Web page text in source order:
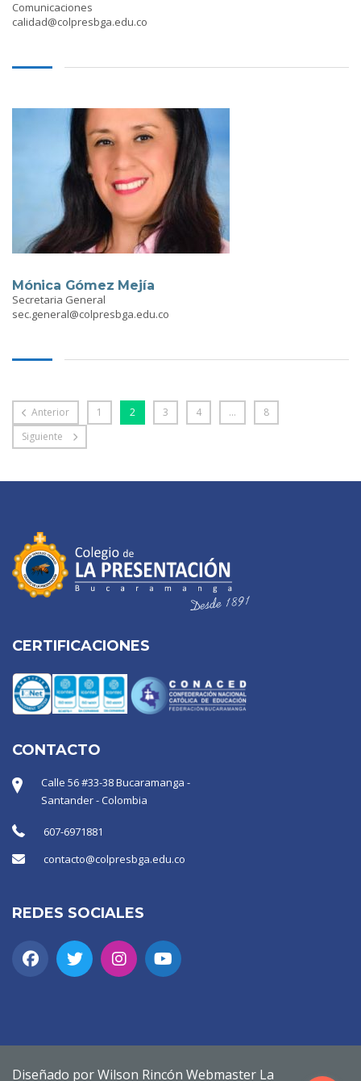
Comunicaciones
calidad@colpresbga.edu.co
Mónica Gómez Mejía
Secretaria General
sec.general@colpresbga.edu.co
Anterior 1 2 3 4 …
8
Siguiente
CERTIFICACIONES
CONTACTO
Calle 56 #33-38 Bucaramanga -
Santander - Colombia
607-6971881
contacto@colpresbga.edu.co
REDES SOCIALES
Diseñado por Wilson Rincón Webmaster La